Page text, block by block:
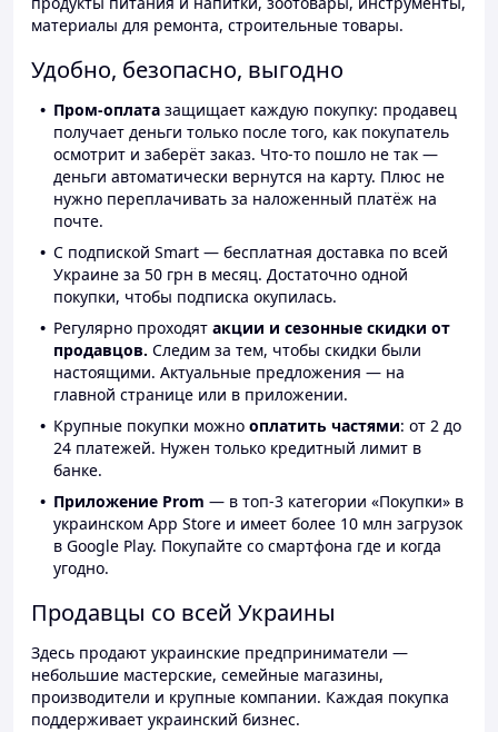
материалы для ремонта, строительные товары.
Удобно, безопасно, выгодно
Пром-оплата защищает каждую покупку: продавец
получает деньги только после того, как покупатель
осмотрит и заберёт заказ. Что-то пошло не так —
деньги автоматически вернутся на карту. Плюс не
нужно переплачивать за наложенный платёж на
почте.
С подпиской Smart — бесплатная доставка по всей
Украине за 50 грн в месяц. Достаточно одной
покупки, чтобы подписка окупилась.
Регулярно проходят акции и сезонные скидки от
продавцов. Следим за тем, чтобы скидки были
настоящими. Актуальные предложения — на
главной странице или в приложении.
Крупные покупки можно оплатить частями: от 2 до
24 платежей. Нужен только кредитный лимит в
банке.
Приложение Prom — в топ-3 категории «Покупки» в
украинском App Store и имеет более 10 млн загрузок
в Google Play. Покупайте со смартфона где и когда
угодно.
Продавцы со всей Украины
Здесь продают украинские предприниматели —
небольшие мастерские, семейные магазины,
производители и крупные компании. Каждая покупка
поддерживает украинский бизнес.